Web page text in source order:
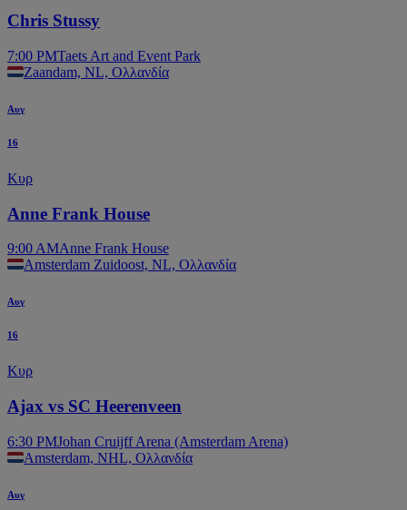
Chris Stussy
7:00 PMTaets Art and Event Park
Zaandam, NL, Ολλανδία
Αυγ
16
Κυρ
Anne Frank House
9:00 AMAnne Frank House
Amsterdam Zuidoost, NL, Ολλανδία
Αυγ
16
Κυρ
Ajax vs SC Heerenveen
6:30 PMJohan Cruijff Arena (Amsterdam Arena)
Amsterdam, NHL, Ολλανδία
Αυγ